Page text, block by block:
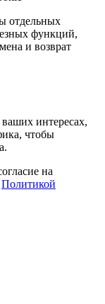
отдельных
функций,
и возврат
интересах,
чтобы
на
Политикой